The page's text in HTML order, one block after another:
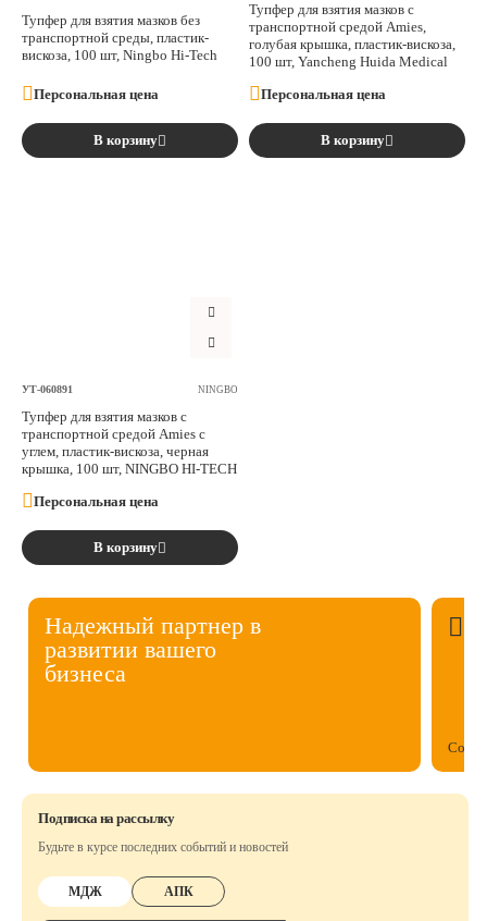
Тупфер для взятия мазков без
транспортной среды, пластик-
вискоза, 100 шт, Ningbo Hi-Tech
Персональная цена
В корзину
Тупфер для взятия мазков с
транспортной средой Amies,
голубая крышка, пластик-вискоза,
100 шт, Yancheng Huida Medical
Персональная цена
В корзину
УТ-060891 NINGBO
Тупфер для взятия мазков с
транспортной средой Amies с
углем, пластик-вискоза, черная
крышка, 100 шт, NINGBO HI-TECH
Персональная цена
В корзину
Надежный партнер в
развитии вашего
бизнеса
Подписка на рассылку
Будьте в курсе последних событий и новостей
МДЖ АПК